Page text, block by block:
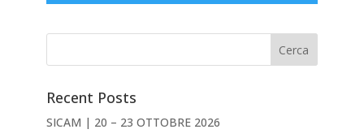
Cerca
Recent Posts
SICAM | 20 – 23 OTTOBRE 2026